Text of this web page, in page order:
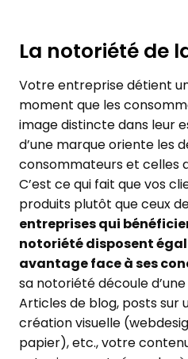
La notoriété de
Votre entreprise détient
moment que les
image distincte dans leur
d’une marque oriente les
consommateurs et celles
C’est ce qui fait que vos
produits plutôt que ceux
entreprises qui
notoriété disposent
avantage face à ses
sa notoriété découle
Articles de blog, posts sur
création visuelle
papier), etc., votre